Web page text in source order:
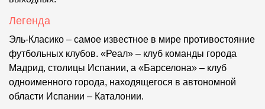
Легенда
Эль-Класико – самое известное в мире противостояние
футбольных клубов. «Реал» – клуб команды города
Мадрид, столицы Испании, а «Барселона» – клуб
одноименного города, находящегося в автономной
области Испании – Каталонии.